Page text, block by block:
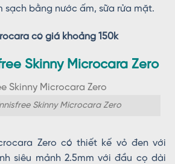
sạch bằng nước ấm, sữa rửa mặt.
có giá khoảng 150k
Skinny Microcara Zero
Skinny Microcara Zero
Zero có thiết kế vỏ đen với
siêu mảnh 2.5mm với đầu cọ dài